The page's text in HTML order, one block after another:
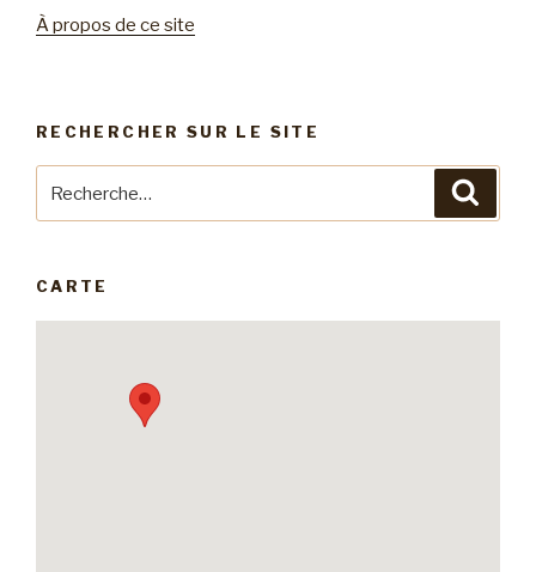
À propos de ce site
RECHERCHER SUR LE SITE
CARTE